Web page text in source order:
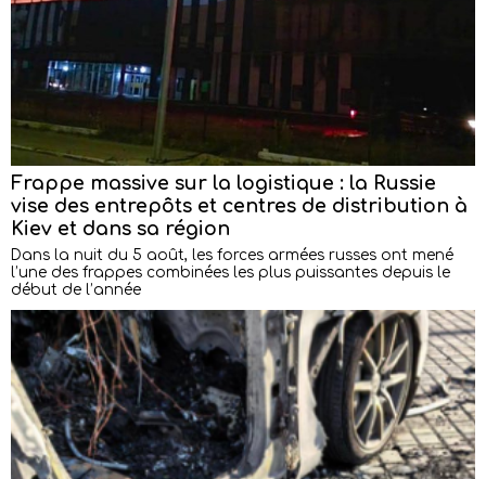
Frappe massive sur la logistique : la Russie
vise des entrepôts et centres de distribution à
Kiev et dans sa région
Dans la nuit du 5 août, les forces armées russes ont mené
l’une des frappes combinées les plus puissantes depuis le
début de l’année